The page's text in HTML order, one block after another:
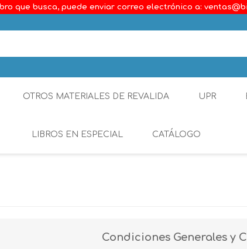
que busca, puede enviar correo electrónico a:
OTROS MATERIALES DE REVALIDA UPR
LIBROS EN ESPECIAL CATÁLOGO
Derecho Comercial
Condiciones Generales y